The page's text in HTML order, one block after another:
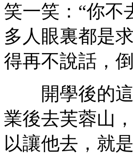
笑一笑：“你不
多人眼裏都是
得再不說話，倒
開學後的這
業後去芙蓉山
以讓他去，就